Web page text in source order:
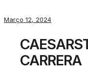
Março 12, 2024
CARRERA